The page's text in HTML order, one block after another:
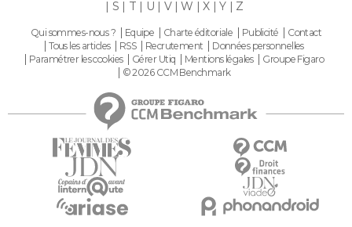
S
T U V W X Y Z
Qui sommes-nous ? Equipe Charte éditoriale Publicité
Contact
Tous les articles
RSS Recrutement
Données personnelles
Paramétrer les cookies
Gérer Utiq Mentions légales
Groupe Figaro
© 2026 CCM Benchmark